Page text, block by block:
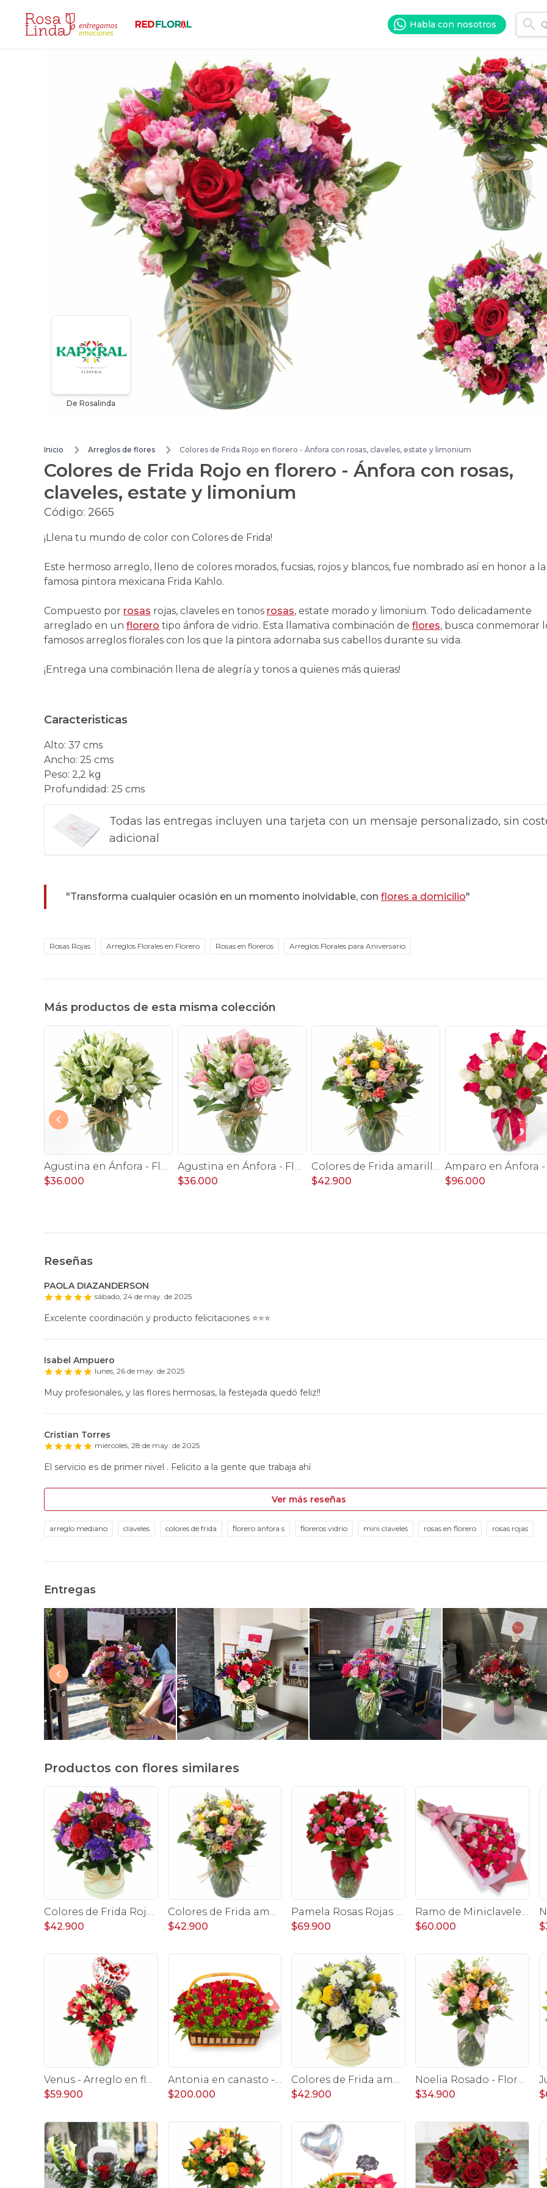
Habla con nosotros
De Rosalinda
Inicio Arreglos de flores Colores de Frida Rojo en florero - Ánfora con rosas, claveles, estate y limonium
Colores de Frida Rojo en florero - Ánfora con rosas,
claveles, estate y limonium
Código: 2665
¡Llena tu mundo de color con Colores de Frida!
Este hermoso arreglo, lleno de colores morados, fucsias, rojos y blancos, fue nombrado así en honor a la
famosa pintora mexicana Frida Kahlo.
Compuesto por rosas rojas, claveles en tonos rosas, estate morado y limonium. Todo delicadamente
arreglado en un florero tipo ánfora de vidrio. Esta llamativa combinación de flores, busca conmemorar
famosos arreglos florales con los que la pintora adornaba sus cabellos durante su vida.
¡Entrega una combinación llena de alegría y tonos a quienes más quieras!
Caracteristicas
Alto: 37 cms
Ancho: 25 cms
Peso: 2,2 kg
Profundidad : 25 cms
Todas las entregas incluyen una tarjeta con un mensaje personalizado, sin
adicional
"Transforma cualquier ocasión en un momento inolvidable, con flores a domicilio"
Rosas Rojas Arreglos Florales en Florero Rosas en floreros Arreglos Florales para Aniversario
Más productos de esta misma colección
Agustina en Ánfora - Florero con 9 rosas blanco y astromelia
$36.000
Agustina en Ánfora - Florero con 9 rosas rosado y astromelia
$36.000
Colores de Frida amarillo en florero - Ánfora con rosas, claveles, estate y limonium
$42.900
$96.000
Reseñas
PAOLA DIAZANDERSON
sábado, 24 de may. de 2025
Excelente coordinación y producto felicitaciones ⭐️⭐️⭐️
Isabel Ampuero
lunes, 26 de may. de 2025
Muy profesionales, y las flores hermosas, la festejada quedó feliz!!
Cristian Torres
miércoles, 28 de may. de 2025
El servicio es de primer nivel . Felicito a la gente que trabaja ahí
Ver más reseñas
arreglo mediano claveles colores de frida florero ánfora s floreros vidrio mini claveles rosas en florero rosas rojas
Entregas
Productos con flores similares
Colores de Frida Rojo en sombrerero - Arreglo floral con rosas, claveles, estate y limonium
$42.900
Colores de Frida amarillo en florero - Ánfora con rosas, claveles, estate y limonium
$42.900
Pamela Rosas Rojas en Ánfora - Florero de vidrio con con rosas rojas y mini claveles fucsias y rojos
$69.900
Ramo de Miniclaveles - Ramo de flores extendido con miniclaveles y rosas rojas
$60.000
Venus - Arreglo en florero con Rosas, Astromelias y Claveles
$59.900
Antonia en canasto - 50 rosas ecuatoriana rojo e hypericum
$200.000
Colores de Frida amarillo en sombrerero - Arreglo floral con rosas, claveles, estate y limonium
$42.900
Noelia Rosado - Florero con rosas, mini rosas, mini claveles y limonium
$34.900